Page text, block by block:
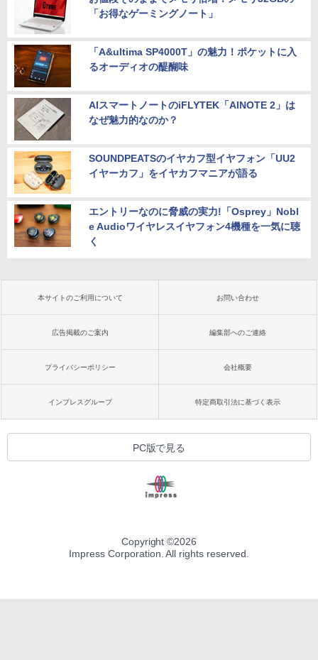
「お得なゲーミングノート」
「A&ultima SP4000T」の魅力！ポケットに入
るオーディオの醍醐味
AIスマートノートのiFLYTEK「AINOTE 2」は
なぜ魅力的なのか？
SOUNDPEATSのイヤカフ型イヤフォン「UU2
イヤーカフ」をイヤカフマニアが語る
エントリーなのに脅威の実力!「Osprey」Nobl
e Audioワイヤレスイヤフォン4機種を一気に聴
く
本サイトのご利用について お問い合わせ
広告掲載のご案内 編集部へのご連絡
プライバシーポリシー 会社概要
インプレスグループ 特定商取引法に基づく表示
PC版で見る
Copyright ©2026
Impress Corporation. All rights reserved.